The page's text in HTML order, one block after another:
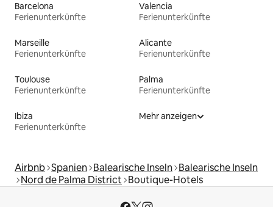
Barcelona
Ferienunterkünfte
Valencia
Ferienunterkünfte
Marseille
Ferienunterkünfte
Alicante
Ferienunterkünfte
Toulouse
Ferienunterkünfte
Palma
Ferienunterkünfte
Ibiza
Ferienunterkünfte
Mehr anzeigen
Airbnb Spanien Balearische Inseln Balearische Inseln
Nord de Palma District Boutique-Hotels